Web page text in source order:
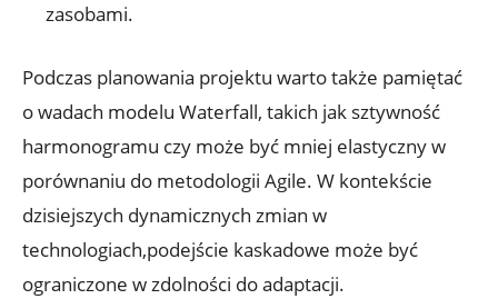
zasobami.
Podczas planowania projektu warto także pamiętać
o wadach modelu Waterfall, takich jak sztywność
harmonogramu czy może być mniej elastyczny w
porównaniu do metodologii Agile. W kontekście
dzisiejszych dynamicznych zmian w
technologiach,podejście kaskadowe może być
ograniczone w zdolności do adaptacji.